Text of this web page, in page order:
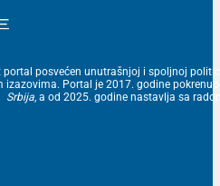
portal posvećen unutrašnjoj i spoljnoj
Portal je 2017. godine
Srbija, a od 2025. godine nastavlja sa